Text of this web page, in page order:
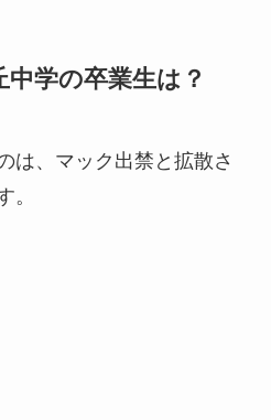
学の卒業生は？
は、マック出禁と拡散さ
。